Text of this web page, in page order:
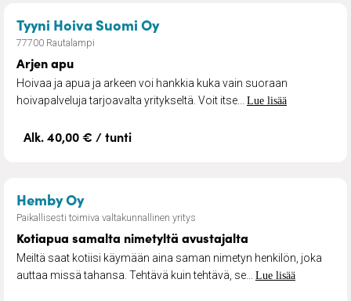
Tyyni Hoiva Suomi Oy– Arjen apu
77700 Rautalampi
Arjen apu
Hoivaa ja apua ja arkeen voi hankkia kuka vain suoraan
hoivapalveluja tarjoavalta yritykseltä. Voit itse... Lue lisää
Alk. 40,00 € / tunti
Hemby Oy– Kotiapua samalta nimetyltä
Paikallisesti toimiva valtakunnallinen yritys
Kotiapua samalta nimetyltä avustajalta
Meiltä saat kotiisi käymään aina saman nimetyn henkilön, joka
auttaa missä tahansa. Tehtävä kuin tehtävä, se... Lue lisää